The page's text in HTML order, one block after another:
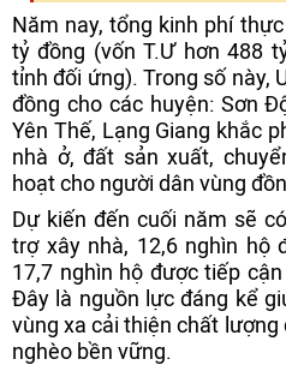
Năm nay, tổng kinh phí
tỷ đồng (vốn T.Ư hơn 488
tỉnh đối ứng). Trong số này,
đồng cho các huyện: Sơn
Yên Thế, Lạng Giang khắc
nhà ở, đất sản xuất,
hoạt cho người dân vùng
Dự kiến đến cuối năm sẽ
trợ xây nhà, 12,6 nghìn hộ
17,7 nghìn hộ được tiếp
Đây là nguồn lực đáng kể
vùng xa cải thiện chất
nghèo bền vững.